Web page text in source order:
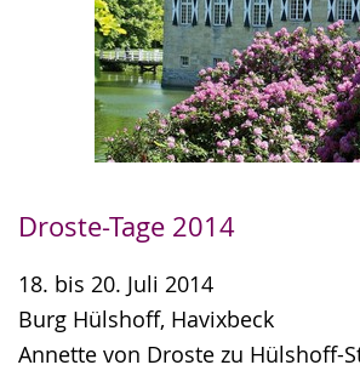
Droste-Tage 2014
18. bis 20. Juli 2014
Burg Hülshoff, Havixbeck
Annette von Droste zu Hülshoff-